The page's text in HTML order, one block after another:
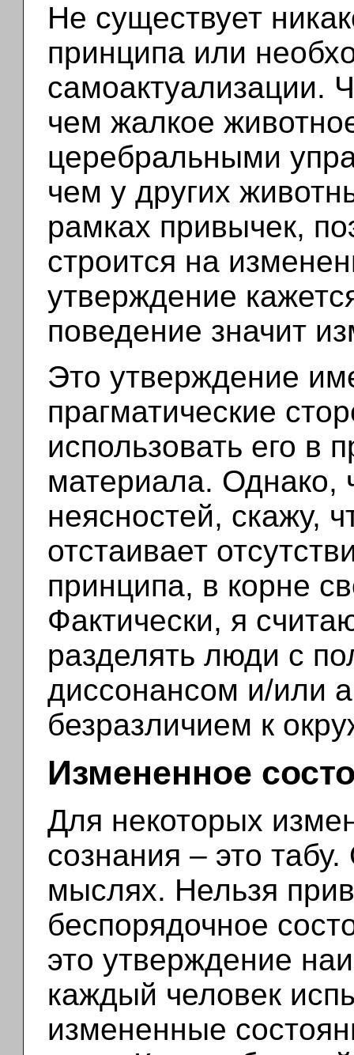
Не существует
принципа или
самоактуализации.
чем жалкое
церебральными
чем у других
рамках привычек,
строится на
утверждение
поведение значит
Это утверждение
прагматические
использовать его в
материала. Однако,
неясностей, скажу,
отстаивает
принципа, в корне
Фактически, я
разделять люди с
диссонансом и/или
безразличием к
Измененное
Для некоторых
сознания – это
мыслях. Нельзя
беспорядочное
это утверждение
каждый человек
измененные